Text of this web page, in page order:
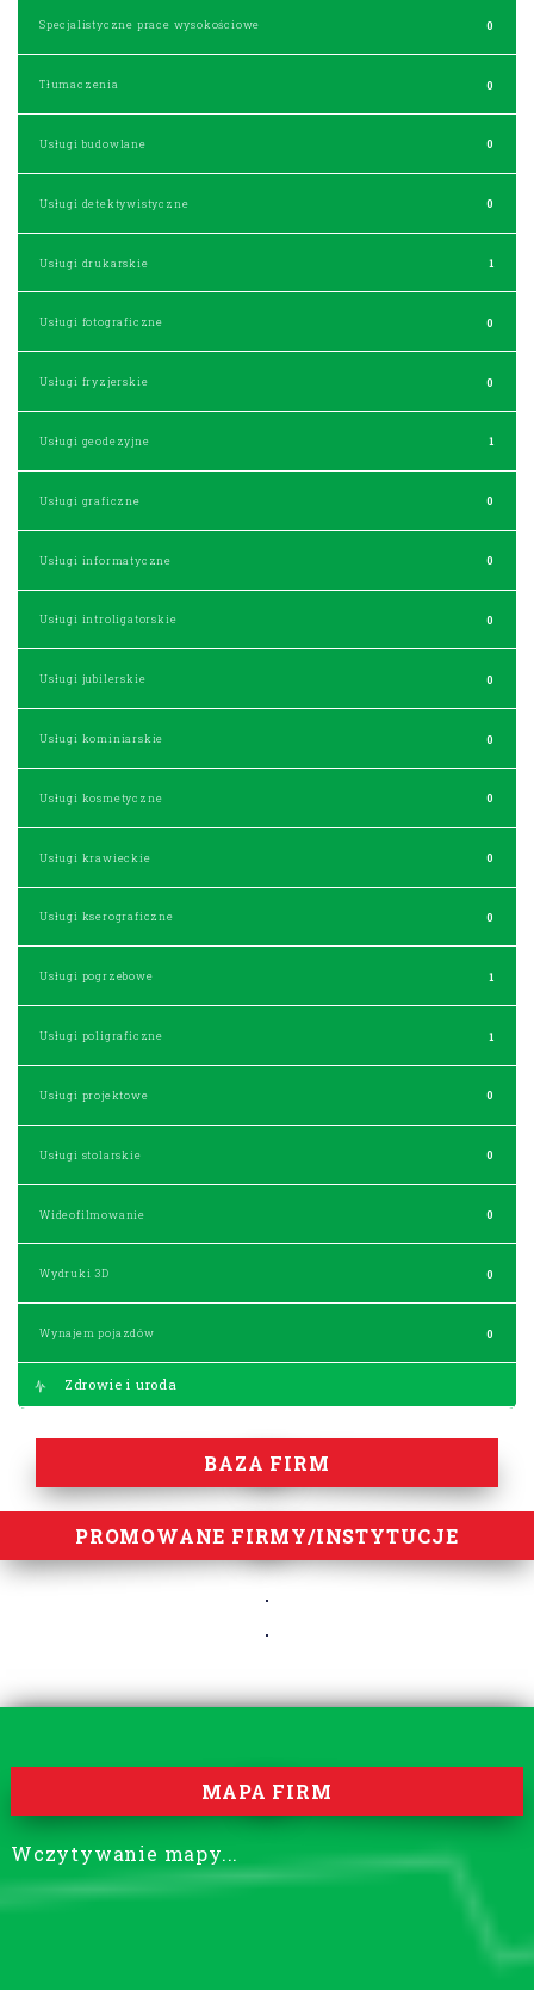
Specjalistyczne prace wysokościowe 0
Tłumaczenia 0
Usługi budowlane 0
Usługi detektywistyczne 0
Usługi drukarskie 1
Usługi fotograficzne 0
Usługi fryzjerskie 0
Usługi geodezyjne 1
Usługi graficzne 0
Usługi informatyczne 0
Usługi introligatorskie 0
Usługi jubilerskie 0
Usługi kominiarskie 0
Usługi kosmetyczne 0
Usługi krawieckie 0
Usługi kserograficzne 0
Usługi pogrzebowe 1
Usługi poligraficzne 1
Usługi projektowe 0
Usługi stolarskie 0
Wideofilmowanie 0
Wydruki 3D 0
Wynajem pojazdów 0
Zdrowie i uroda
BAZA FIRM
PROMOWANE FIRMY/INSTYTUCJE
MAPA FIRM
Wczytywanie mapy...